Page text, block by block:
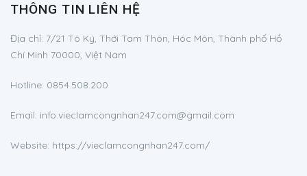
THÔNG TIN LIÊN HỆ
Địa chỉ: 7/21 Tô Ký, Thới Tam Thôn, Hóc Môn, Thành phố Hồ
Chí Minh 70000, Việt Nam
Hotline: 0854.508.200
Email: info.vieclamcongnhan247.com@gmail.com
Website: https://vieclamcongnhan247.com/